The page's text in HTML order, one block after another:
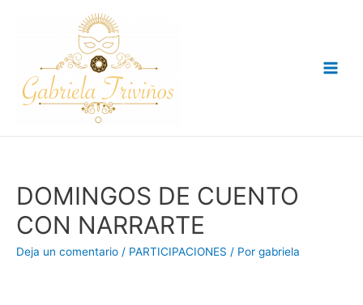
DOMINGOS DE CUENTO
CON NARRARTE
Deja un comentario / PARTICIPACIONES / Por gabriela